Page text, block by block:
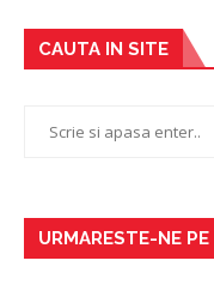
CAUTA IN SITE
URMARESTE-NE